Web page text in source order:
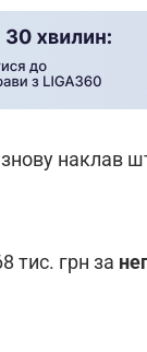
наклав
тис. грн за